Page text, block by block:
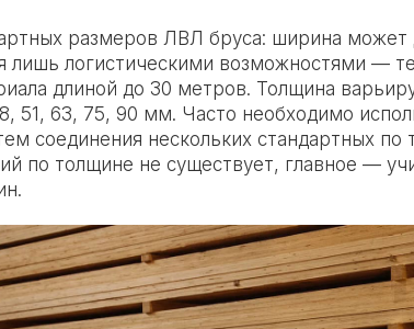
размеров ЛВЛ бруса: ширина может
лишь логистическими возможностями —
длиной до 30 метров. Толщина
51, 63, 75, 90 мм. Часто необходимо
соединения нескольких стандартных
по толщине не существует, главное —